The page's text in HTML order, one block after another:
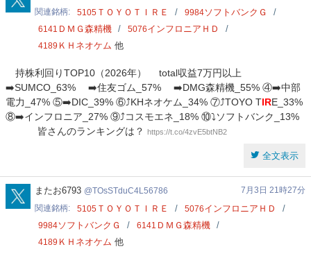
関連銘柄
5105 ＴＯＹＯＴＩＲＥ 9984ソフトバンクＧ
6141 ＤＭＧ森精機 5076インフロニアＨＤ
4189 ＫＨネオケム 他
持株利回りTOP10（2026年） total収益7万円以上
➡️SUMCO_63% ➡️住友ゴム_57% ➡️DMG森精機_55% ④➡️中部
電力_47% ⑤➡️DIC_39% ⑥⤴️KHネオケム_34% ⑦⤴️TOYO TIRE_33%
⑧➡️インフロニア_27% ⑨⤴️コスモエネ_18% ⑩⤵️ソフトバンク_13%
皆さんのランキングは？ https://t.co/4zvE5btNB2
全文表示
TOsSTduC4L56786
またお6793 TOsSTduC4L56786
7月3日 21時27分
関連銘柄
5105 ＴＯＹＯＴＩＲＥ 5076インフロニアＨＤ
9984ソフトバンクＧ 6141 ＤＭＧ森精機
4189 ＫＨネオケム 他